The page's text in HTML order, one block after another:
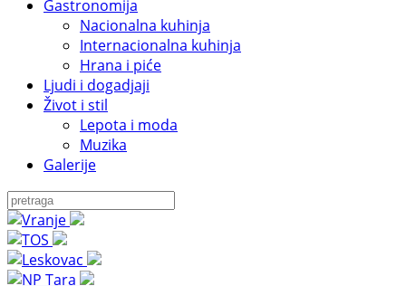
Gastronomija
Nacionalna kuhinja
Internacionalna kuhinja
Hrana i piće
Ljudi i dogadjaji
Život i stil
Lepota i moda
Muzika
Galerije